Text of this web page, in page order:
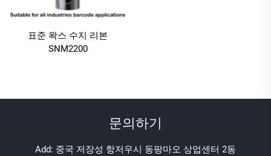
표준 왁스 수지 리본
SNM2200
문의하기
Add: 중국 저장성 항저우시 동팡마오 상업센터 2동